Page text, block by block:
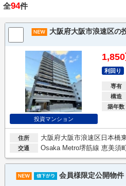
全94件
大阪府大阪市浪速区の
投資マンション
利回り
専有
構造
築年数
住所 大阪府大阪市浪速区日本橋
交通 Osaka Metro堺筋線 恵美須
会員様限定公開物件